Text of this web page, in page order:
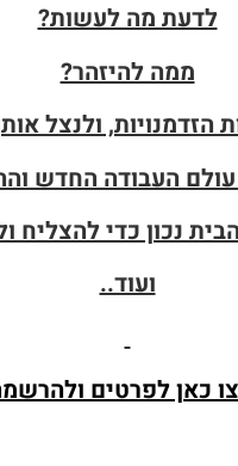
לדעת מה לעשות?
ממה להיזהר?
הזדמנויות, ולנצל
עולם העבודה החדש
נכון כדי להצליח
ועוד..
כאן לפרטים